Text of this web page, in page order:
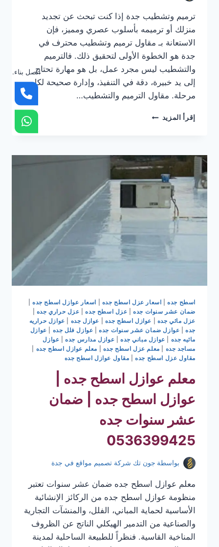
ترميم وتشطيب جدة إذا كنت تبحث عن تجديد
منزلك أو ترميمه بأسلوب عصري ومميز، فإن
الاستعانة بـ مقاول ترميم وتشطيب محترف في
جدة هو الخطوة الأولى لتحقيق ذلك. فالترميم
والتشطيب ليس مجرد عمل، بل هو مهارة تحتاج
إلى يد خبيرة، دقة في التنفيذ، وإدارة صحيحة لكل
مرحلة. مقاول الترميم والتشطيب…
إقرأ المزيد ترميم
مقاول
ترميم
وتشطيب
جده
ترميمات
0536399425
اسطح جده| اسعار عزل اسطح جده اسعار عوازل اسطح جده|
ضمان عشر سنوات جده| عزل اسطح جده| عزل حراري جده
عزل مائي جده
عوازل اسطح جده عوازل جده
عوازل حراريه
جده| عوازل ضمان عشر سنوات جده| عوازل فلل جده
عوازل
مائيه جده
عوازل مباني جده عوازل مدارس جده| عوازل
مساجد جده
معلم عزل اسطح جده معلم عوازل اسطح جده
مقاول عزل اسطح جده| مقاول عوازل اسطح جده
معلم عوازل اسطح جده |
عوازل اسطح جده | ضمان
عشر سنوات جده
0536399425
بواسطة جون تك شركة تصميم مواقع في جدة
معلم عوازل اسطح جده ضمان عشر سنوات تعتبر
منظومة عوازل اسطح جده من الركائز الإنشائية
الأساسية لحماية المباني، الفلل، والمنشآت التجارية
والصناعية من التدمير الهيكلي الناتج عن الظروف
المناخية القاسية. فنظراً للطبيعة الساحلية لمدينة
اتصل بناء.